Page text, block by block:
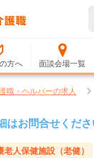
方へ 面談会場一覧
職・ヘルパーの求人
お問合せくださ
老人保健施設（老健）